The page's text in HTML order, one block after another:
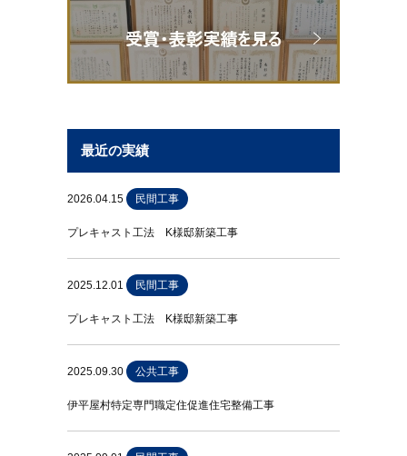
最近の実績
2026.04.15 民間工事
プレキャスト工法 K様邸新築工事
2025.12.01 民間工事
プレキャスト工法 K様邸新築工事
2025.09.30 公共工事
伊平屋村特定専門職定住促進住宅整備工事